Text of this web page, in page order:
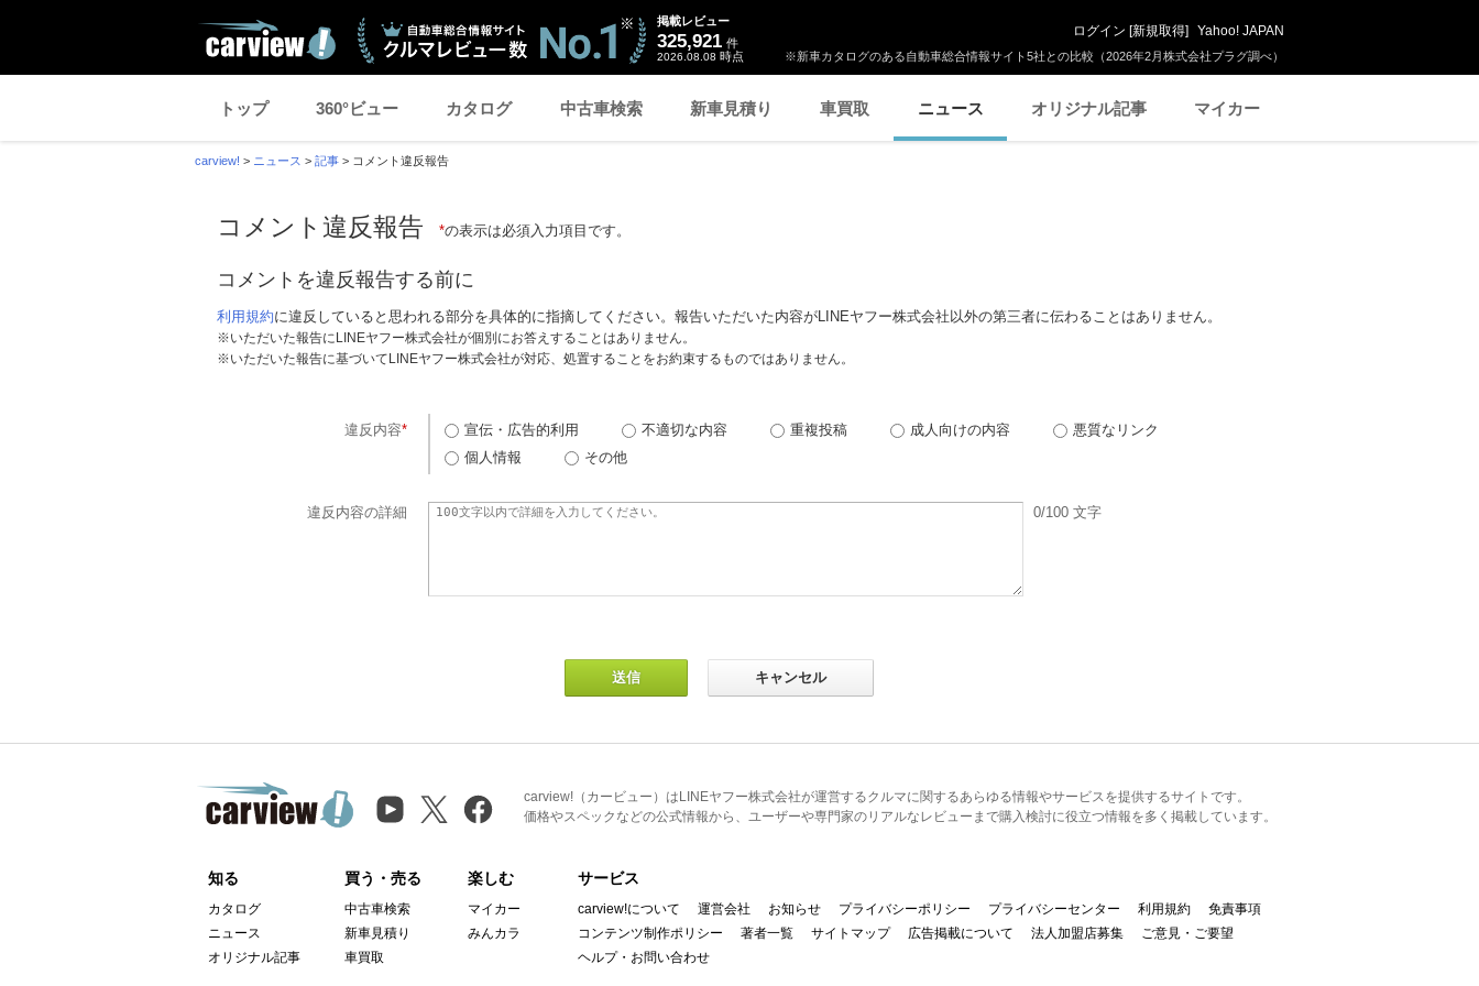
※新車カタログのある自動車総合情報サイト5社との比較（2026年2月株式会社プラグ調べ）
掲載レビュー
325,921 件
2026.08.08 時点
ログイン [新規取得] Yahoo! JAPAN
トップ 360°ビュー カタログ 中古車検索 新車見積り 車買取 ニュース オリジナル記事 マイカー
carview! > ニュース > 記事 > コメント違反報告
コメント違反報告 *の表示は必須入力項目です。
コメントを違反報告する前に
利用規約に違反していると思われる部分を具体的に指摘してください。報告いただいた内容がLINEヤフー株式会社以外の第三者に伝わることはありません。
※いただいた報告にLINEヤフー株式会社が個別にお答えすることはありません。
※いただいた報告に基づいてLINEヤフー株式会社が対応、処置することをお約束するものではありません。
違反内容* 宣伝・広告的利用 不適切な内容 重複投稿 成人向けの内容
悪質なリンク
個人情報
その他
違反内容の詳細 0/100 文字
carview!（カービュー）はLINEヤフー株式会社が運営するクルマに関するあらゆる情報やサービスを提供するサイトです。
価格やスペックなどの公式情報から、ユーザーや専門家のリアルなレビューまで購入検討に役立つ情報を多く掲載しています。
知る
カタログ
ニュース
オリジナル記事
買う・売る
中古車検索
新車見積り
車買取
楽しむ
マイカー
みんカラ
サービス
carview!について 運営会社 お知らせ プライバシーポリシー プライバシーセンター 利用規約
免責事項
コンテンツ制作ポリシー
著者一覧 サイトマップ 広告掲載について 法人加盟店募集
ご意見・ご要望
ヘルプ・お問い合わせ